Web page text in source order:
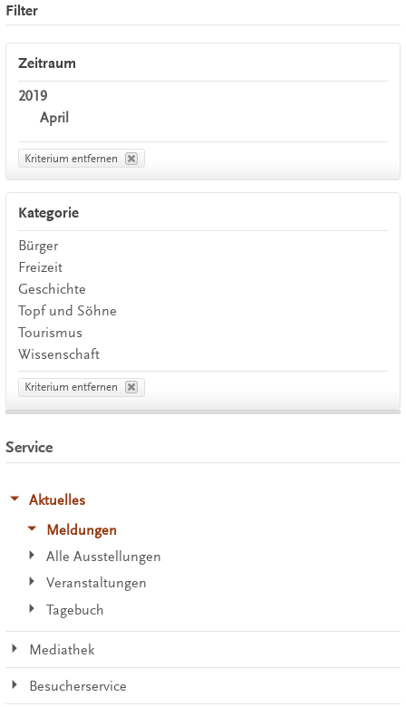
Filter
Zeitraum
2019
April
Kriterium entfernen
Kategorie
Bürger
Freizeit
Geschichte
Topf und Söhne
Tourismus
Wissenschaft
Kriterium entfernen
Service
Aktuelles
Meldungen
Alle Ausstellungen
Veranstaltungen
Tagebuch
Mediathek
Besucherservice